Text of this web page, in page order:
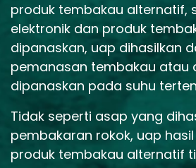
produk tembakau alternatif,
elektronik dan produk
dipanaskan, uap dihasilkan
pemanasan tembakau atau
dipanaskan pada suhu
Tidak seperti asap yang
pembakaran rokok, uap
produk tembakau alternatif